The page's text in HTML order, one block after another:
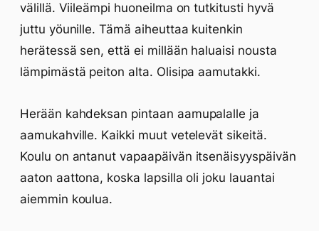
välillä. Viileämpi huoneilma on tutkitusti hyvä
juttu yöunille. Tämä aiheuttaa kuitenkin
herätessä sen, että ei millään haluaisi nousta
lämpimästä peiton alta. Olisipa aamutakki.
Herään kahdeksan pintaan aamupalalle ja
aamukahville. Kaikki muut vetelevät sikeitä.
Koulu on antanut vapaapäivän itsenäisyyspäivän
aaton aattona, koska lapsilla oli joku lauantai
aiemmin koulua.